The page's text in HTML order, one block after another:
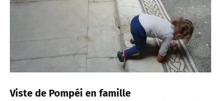
Viste de Pompéi en famille